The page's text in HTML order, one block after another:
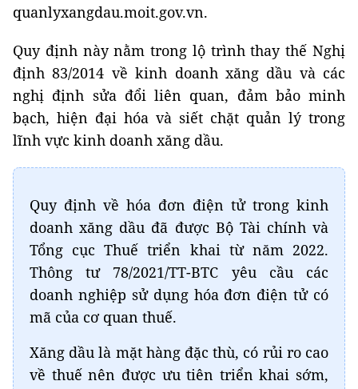
quanlyxangdau.moit.gov.vn.
Quy định này nằm trong lộ trình thay thế Nghị
định 83/2014 về kinh doanh xăng dầu và các
nghị định sửa đổi liên quan, đảm bảo minh
bạch, hiện đại hóa và siết chặt quản lý trong
lĩnh vực kinh doanh xăng dầu.
Quy định về hóa đơn điện tử trong kinh
doanh xăng dầu đã được Bộ Tài chính và
Tổng cục Thuế triển khai từ năm 2022.
Thông tư 78/2021/TT-BTC yêu cầu các
doanh nghiệp sử dụng hóa đơn điện tử có
mã của cơ quan thuế.
Xăng dầu là mặt hàng đặc thù, có rủi ro cao
về thuế nên được ưu tiên triển khai sớm,